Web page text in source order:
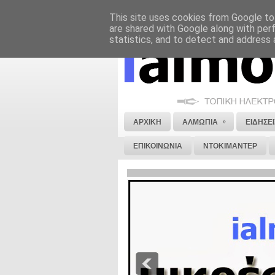
ΝΟΜΙΚΗ ΣΗΜΕΙΩΣΗ ΔΙΑΦΗΜΙΣΗ
ΑΡΧΙΚΗ ΑΛΜΩΠΙΑ »
ΕΠΙΚΟΙΝΩΝΙΑ ΝΤΟΚΙΜΑΝΤΕΡ
This site uses cookies from Google
are shared with Google along with
statistics, and to detect and address